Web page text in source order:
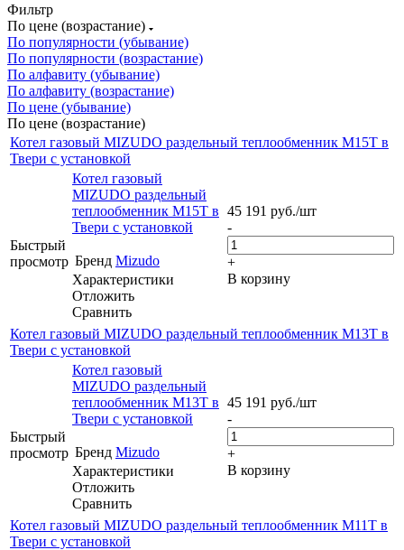
Фильтр
По цене (возрастание)
По популярности (убывание)
По популярности (возрастание)
По алфавиту (убывание)
По алфавиту (возрастание)
По цене (убывание)
По цене (возрастание)
Котел газовый MIZUDO раздельный теплообменник М15Т в
Твери с установкой
Быстрый
просмотр
Котел газовый
MIZUDO раздельный
теплообменник М15Т в
Твери с установкой
Бренд Mizudo
Характеристики
Отложить
Сравнить
45 191 руб./шт
-
+
В корзину
Котел газовый MIZUDO раздельный теплообменник М13Т в
Твери с установкой
Быстрый
просмотр
Котел газовый
MIZUDO раздельный
теплообменник М13Т в
Твери с установкой
Бренд Mizudo
Характеристики
Отложить
Сравнить
45 191 руб./шт
-
+
В корзину
Котел газовый MIZUDO раздельный теплообменник М11Т в
Твери с установкой